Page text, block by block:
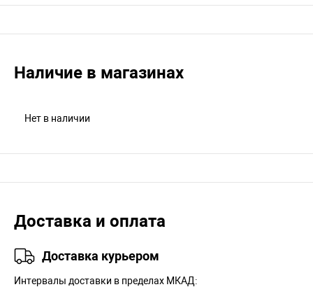
Наличие в магазинах
Нет в наличии
Доставка и оплата
Доставка курьером
Интервалы доставки в пределах МКАД: